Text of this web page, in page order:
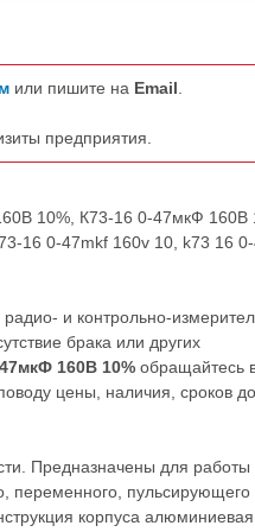
или пишите на Email
предприятия.
10%, К73-16 0-47мкФ 160В
16 0-47mkf 160v 10, k73 16
и контрольно-
брака или других
160В 10% обращайтесь
цены, наличия, сроков
Предназначены для работы
переменного, пульсирующего
корпуса алюминиевая,